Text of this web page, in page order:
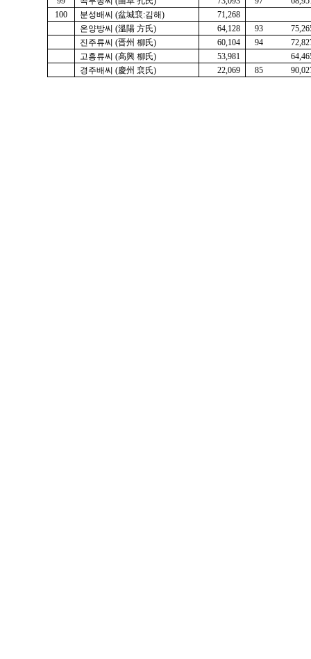
100
분성배씨 (盆城裵:김해)
71,268
온양방씨 (溫陽 方氏)
64,128 93
진주류씨 (晋州 柳氏)
60,104 94
고흥류씨 (高興 柳氏)
53,981
경주배씨 (慶州 裵氏)
22,069 85